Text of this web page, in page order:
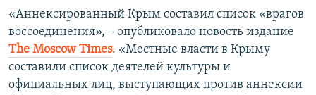
«Аннексированный Крым составил список «врагов
воссоединения», – опубликовало новость издание
Тhe Мoscow Тimes. «Местные власти в Крыму
составили список деятелей культуры и
официальных лиц, выступающих против аннексии